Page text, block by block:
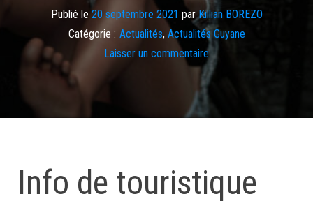
Publié le20 septembre 2021 parKillian BOREZO
Catégorie : Actualités, Actualités Guyane
Laisser un commentaire
Info de touristique